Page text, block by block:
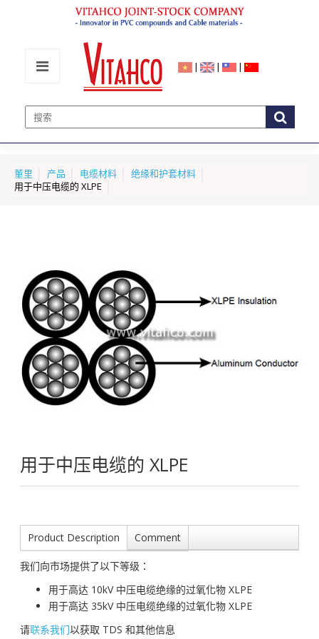
| | |
董里 产品 电缆材料
绝缘和护套材料
用于中压电缆的 XLPE
用于中压电缆的 XLPE
Product Description Comment
我们向市场提供了以下等级：
用于高达 10kV 中压电缆绝缘的过氧化物 XLPE
用于高达 35kV 中压电缆绝缘的过氧化物 XLPE
请联系我们以获取 TDS 和其他信息